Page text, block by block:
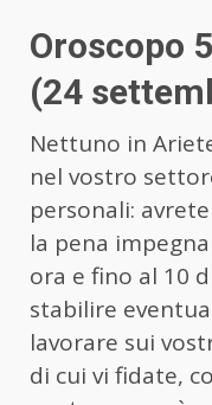
Oroscopo
(24
Nettuno in
nel vostro
personali:
la pena
ora e fino al 10
stabilire
lavorare sui
di cui vi fidate,